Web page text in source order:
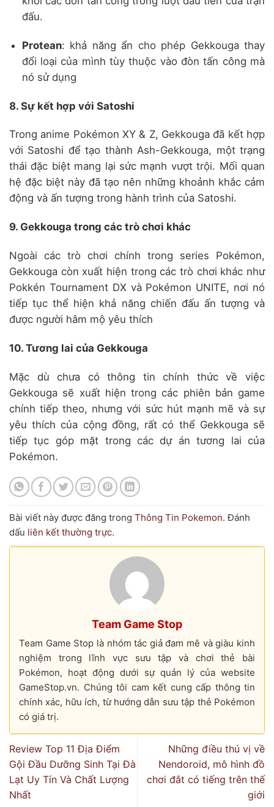
đấu.
Protean: khả năng ẩn cho phép Gekkouga thay
đổi loại của mình tùy thuộc vào đòn tấn công mà
nó sử dụng
8. Sự kết hợp với Satoshi
Trong anime Pokémon XY & Z, Gekkouga đã kết hợp
với Satoshi để tạo thành Ash-Gekkouga, một trạng
thái đặc biệt mang lại sức mạnh vượt trội. Mối quan
hệ đặc biệt này đã tạo nên những khoảnh khắc cảm
động và ấn tượng trong hành trình của Satoshi.
9. Gekkouga trong các trò chơi khác
Ngoài các trò chơi chính trong series Pokémon,
Gekkouga còn xuất hiện trong các trò chơi khác như
Pokkén Tournament DX và Pokémon UNITE, nơi nó
tiếp tục thể hiện khả năng chiến đấu ấn tượng và
được người hâm mộ yêu thích
10. Tương lai của Gekkouga
Mặc dù chưa có thông tin chính thức về việc
Gekkouga sẽ xuất hiện trong các phiên bản game
chính tiếp theo, nhưng với sức hút mạnh mẽ và sự
yêu thích của cộng đồng, rất có thể Gekkouga sẽ
tiếp tục góp mặt trong các dự án tương lai của
Pokémon.
Bài viết này được đăng trong Thông Tin Pokemon. Đánh
dấu liên kết thường trực.
Team Game Stop
Team Game Stop là nhóm tác giả đam mê và giàu kinh
nghiệm trong lĩnh vực sưu tập và chơi thẻ bài
Pokémon, hoạt động dưới sự quản lý của website
GameStop.vn. Chúng tôi cam kết cung cấp thông tin
chính xác, hữu ích, từ hướng dẫn sưu tập thẻ Pokémon
có giá trị.
Review Top 11 Địa Điểm
Gội Đầu Dưỡng Sinh Tại Đà
Lạt Uy Tín Và Chất Lượng
Nhất
Những điều thú vị về
Nendoroid, mô hình đồ
chơi đắt có tiếng trên thế
giới